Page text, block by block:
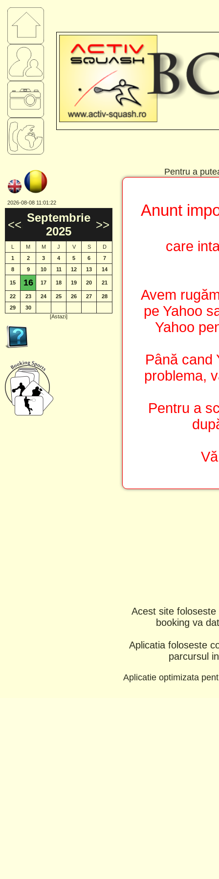
2026-08-08 11:01:22
<<
Septembrie
2025
>>
L M M J V S
D
1
2 3 4 5 6
7
8
9 10 11 12 13 14
15 16 17 18 19 20 21
22 23 24 25 26 27
28
29
30
[Astazi]
Pentru a
Anunt
care
Avem
pe Yahoo
Yahoo
Până cand
problema,
Pentru a
Acest site
booking va
Aplicatia foloseste
parcursul
Aplicatie optimizata